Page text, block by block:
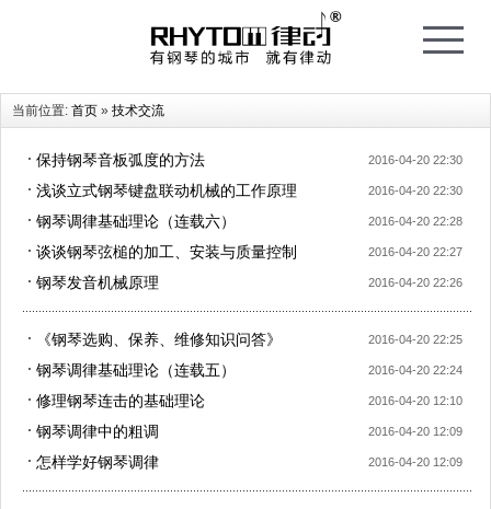
e
g
t
o
n
当前位置: 首页 » 技术交流
2016-04-20 22:30
保持钢琴音板弧度的方法
2016-04-20 22:30
浅谈立式钢琴键盘联动机械的工作原理
2016-04-20 22:28
钢琴调律基础理论（连载六）
2016-04-20 22:27
谈谈钢琴弦槌的加工、安装与质量控制
2016-04-20 22:26
钢琴发音机械原理
2016-04-20 22:25
《钢琴选购、保养、维修知识问答》
2016-04-20 22:24
钢琴调律基础理论（连载五）
2016-04-20 12:10
修理钢琴连击的基础理论
2016-04-20 12:09
钢琴调律中的粗调
2016-04-20 12:09
怎样学好钢琴调律